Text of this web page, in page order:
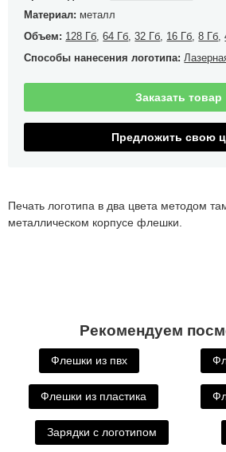
Материал: металл
Объем: 128 Гб ,64 Гб ,32 Гб 16 Гб ,8 Гб ,
Способы нанесения логотипа:
Заказать товар
Предложить свою
Печать логотипа в два цвета методом
металлическом корпусе флешки.
Рекомендуем
Флешки из пвх
Флешки из пластика
Зарядки с логотипом